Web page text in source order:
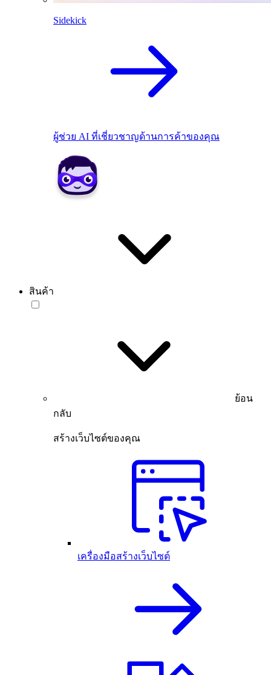
Sidekick
ผู้ช่วย AI ที่เชี่ยวชาญด้านการค้าของคุณ
สินค้า
ย้อน
กลับ
สร้างเว็บไซต์ของคุณ
เครื่องมือสร้างเว็บไซต์